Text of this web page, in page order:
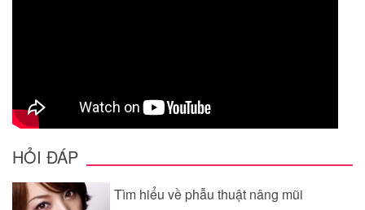
HỎI ĐÁP
Tìm hiểu về phẫu thuật nâng mũi